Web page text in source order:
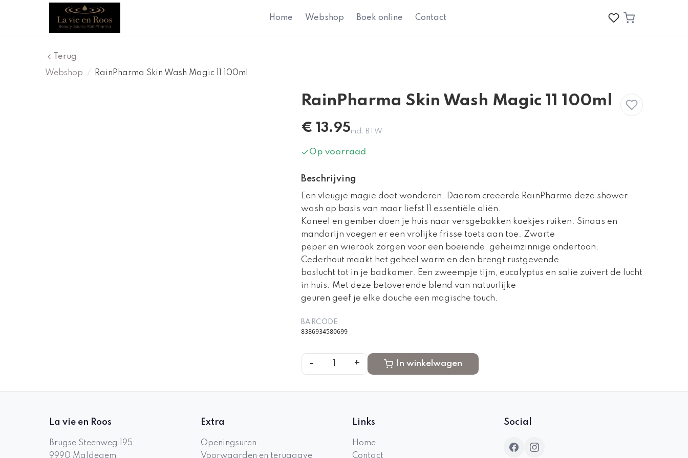
Home Webshop Boek online Contact
Terug
Webshop
/ RainPharma Skin Wash Magic 11 100ml
RainPharma Skin Wash Magic 11 100ml
€ 13.95incl. BTW
Op voorraad
Beschrijving
Een vleugje magie doet wonderen. Daarom creëerde RainPharma deze shower
wash op basis van maar liefst 11 essentiële oliën.
Kaneel en gember doen je huis naar versgebakken koekjes ruiken. Sinaas en
mandarijn voegen er een vrolijke frisse toets aan toe. Zwarte
peper en wierook zorgen voor een boeiende, geheimzinnige ondertoon.
Cederhout maakt het geheel warm en den brengt rustgevende
boslucht tot in je badkamer. Een zweempje tijm, eucalyptus en salie zuivert de lucht
in huis. Met deze betoverende blend van natuurlijke
geuren geef je elke douche een magische touch.
BARCODE
8386934580699
- + In winkelwagen
La vie en Roos
Brugse Steenweg 195
9990 Maldegem
Extra
Openingsuren
Voorwaarden en teruggave
Links
Home
Contact
Social